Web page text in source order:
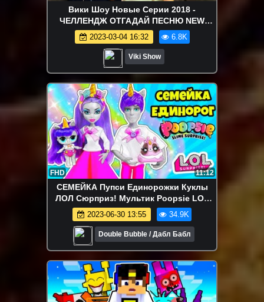
Вики Шоу Новые Серии 2018 -
ЧЕЛЛЕНДЖ ОТГАДАЙ ПЕСНЮ NEW
EDITION Вика Загадывает Мама
Угадывает и Наоборот Challenge // Вики
Шоу
2023-03-04 16:32 6.8K
Viki Show
FHD 11:12
СЕМЕЙКА Пупси Единорожки Куклы
ЛОЛ Сюрприз! Мультик Poopsie LOL
Families Surprise Dolls MAKEOVER
2023-06-30 13:55 34.9K
Double Bubble / Дабл Бабл